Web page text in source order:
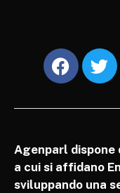
Agenparl
a cui si affidano
sviluppando una